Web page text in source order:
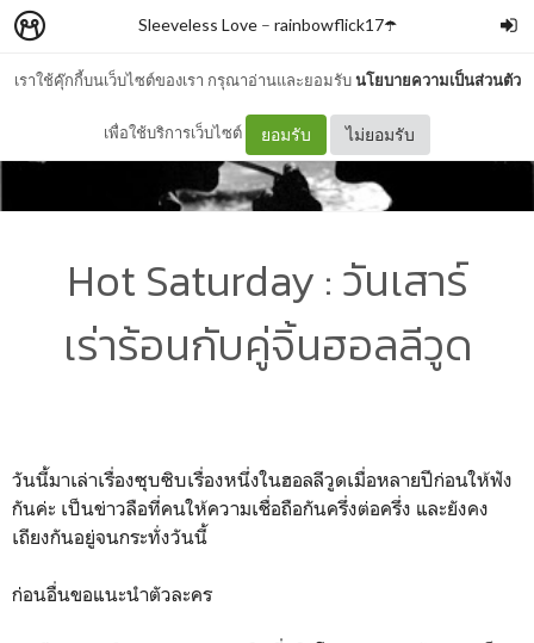
เราใช้คุ๊กกี้บนเว็บไซต์ของเรา กรุณาอ่านและยอมรับนโยบายความเป็นส่วนตัว
เพื่อใช้บริการเว็บไซต์ ยอมรับ ไม่ยอมรับ
Sleeveless Love– rainbowflick17☂️
Hot Saturday : วันเสาร์
เร่าร้อนกับคู่จิ้นฮอลลีวูด
วันนี้มาเล่าเรื่องซุบซิบเรื่องหนึ่งในฮอลลีวูดเมื่อหลายปีก่อนให้ฟัง
กันค่ะ เป็นข่าวลือที่คนให้ความเชื่อถือกันครึ่งต่อครึ่ง และยังคง
เถียงกันอยู่จนกระทั่งวันนี้
ก่อนอื่นขอแนะนำตัวละคร